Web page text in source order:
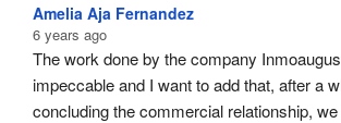
Amelia Aja Fernandez
6 years ago
The work done by the company
impeccable and I want to add that, after a
concluding the commercial relationship,